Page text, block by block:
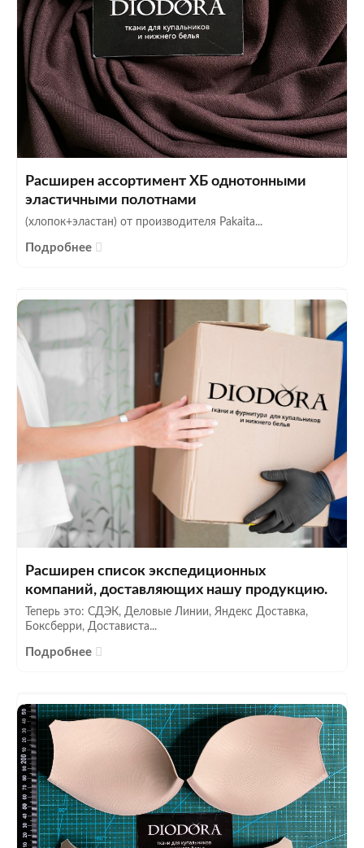
Расширен ассортимент ХБ однотонными
эластичными полотнами
(хлопок+эластан) от производителя Pakaita...
Подробнее
Расширен список экспедиционных
компаний, доставляющих нашу продукцию.
Теперь это: СДЭК, Деловые Линии, Яндекс Доставка,
Боксберри, Достависта...
Подробнее